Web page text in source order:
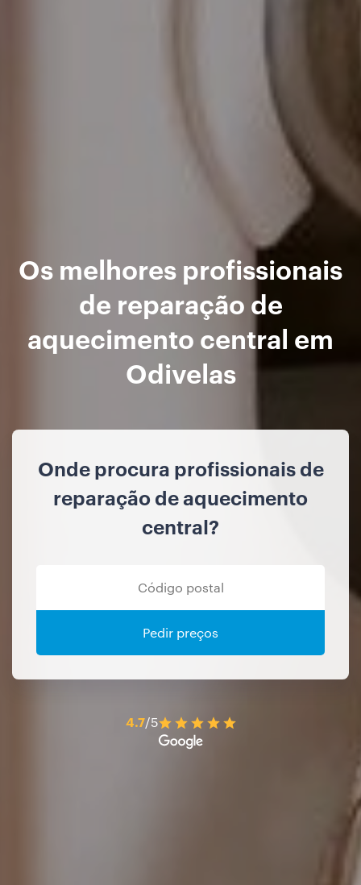
Os melhores profissionais
de reparação de
aquecimento central em
Odivelas
Onde procura profissionais de
reparação de aquecimento
central?
Pedir preços
4.7/5